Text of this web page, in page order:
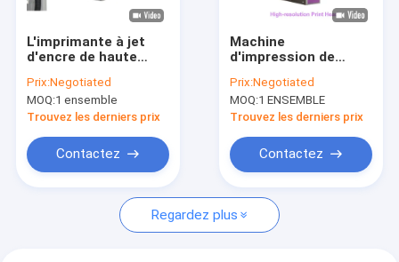
Demandez une citation
Imprimante à jet d'encre tenue dans la main
Imprimante à jet d'encre industrielle
L'imprimante à jet
d'encre de haute
CYCJET Paper Bag
Large composent la
machine
Prix:Negotiated
MOQ:1 ensemble
Trouvez les derniers prix
Contactez
Machine
d'impression de
pour imprimante à jet
d'encre haute
résolution CYCJET
Prix:Negotiated
MOQ:1 ENSEMBLE
Trouvez les derniers prix
Contactez
Regardez plus